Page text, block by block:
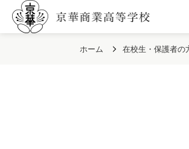
ホーム 在校生・保護者の